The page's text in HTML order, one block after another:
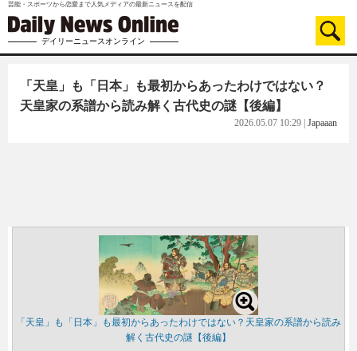
芸能・スポーツから恋愛まで人気メディアの最新ニュースを配信
デイリーニュースオンライン
「天皇」も「日本」も最初からあったわけではない？
天皇家の系譜から読み解く古代史の謎【後編】
2026.05.07 10:29 Japaaan
「天皇」も「日本」も最初からあったわけではない？天皇家の系譜から読み
解く古代史の謎【後編】